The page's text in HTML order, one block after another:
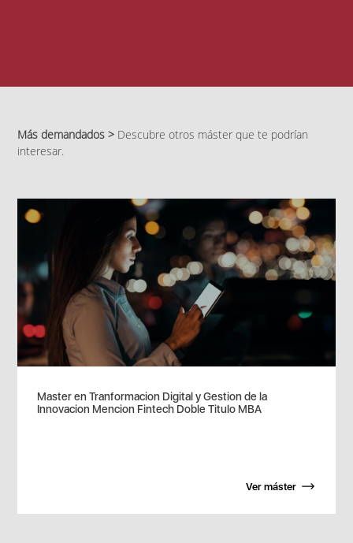
Más demandados > Descubre otros máster que te podrían
interesar.
Master en Tranformacion Digital y Gestion de la
Innovacion Mencion Fintech Doble Titulo MBA
Ver máster